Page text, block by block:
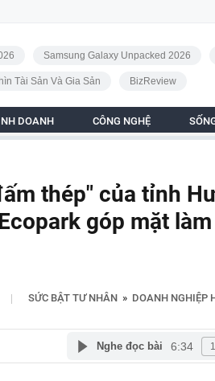
Samsung Galaxy Unpacked 2026
Tài Sản Và Gia Sản BizReview
DOANH CÔNG NGHỆ
thép" của tỉnh
góp mặt
| SỨC BẬT TƯ NHÂN » DOANH NGHIỆP
Nghe đọc bài 6:34